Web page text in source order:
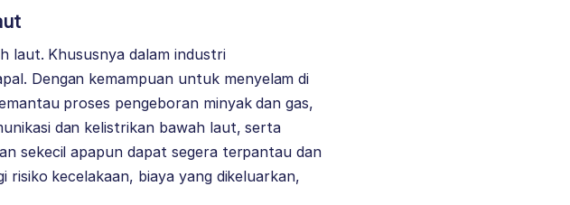
laut. Khususnya dalam industri
Dengan kemampuan untuk menyelam di
proses pengeboran minyak dan gas,
dan kelistrikan bawah laut, serta
sekecil apapun dapat segera terpantau dan
risiko kecelakaan, biaya yang dikeluarkan,